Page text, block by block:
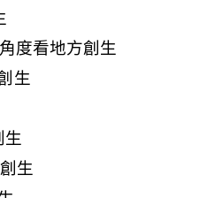
度看地方創生
生
生
生